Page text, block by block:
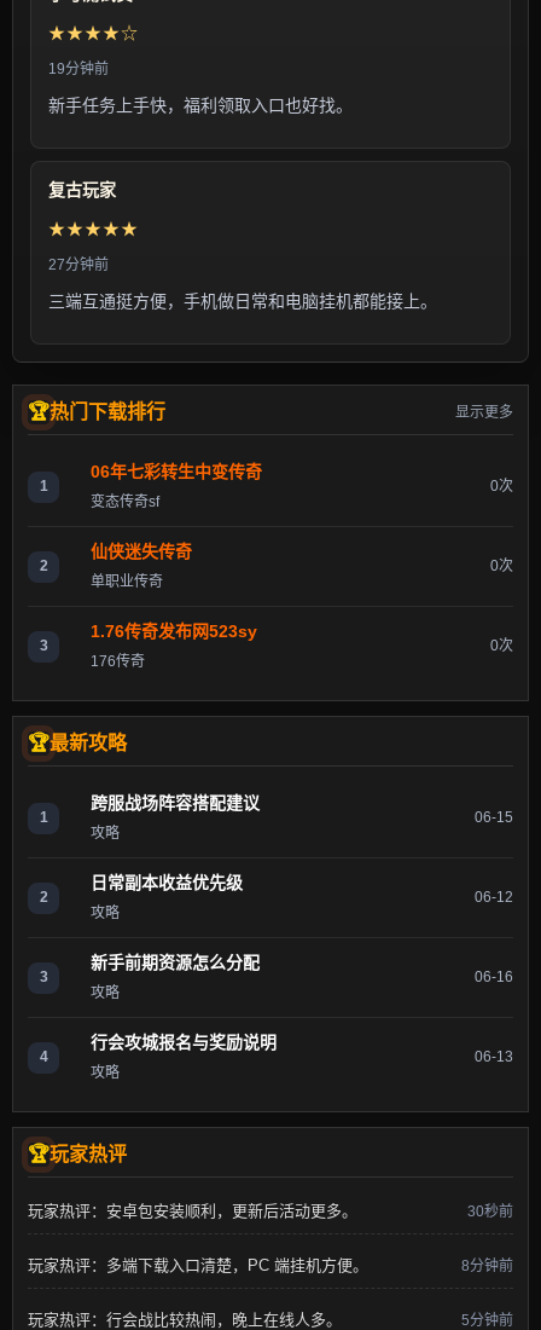
★★★★☆
19分钟前
新手任务上手快，福利领取入口也好找。
复古玩家
★★★★★
27分钟前
三端互通挺方便，手机做日常和电脑挂机都能接上。
热门下载排行 显示更多
1
06年七彩转生中变传奇
变态传奇sf
0次
2
仙侠迷失传奇
单职业传奇
0次
3
1.76传奇发布网523sy
176传奇
0次
最新攻略
1
跨服战场阵容搭配建议
攻略
06-15
2
日常副本收益优先级
攻略
06-12
3
新手前期资源怎么分配
攻略
06-16
4
行会攻城报名与奖励说明
攻略
06-13
玩家热评
玩家热评：安卓包安装顺利，更新后活动更多。 30秒前
玩家热评：多端下载入口清楚，PC 端挂机方便。 8分钟前
玩家热评：行会战比较热闹，晚上在线人多。 5分钟前